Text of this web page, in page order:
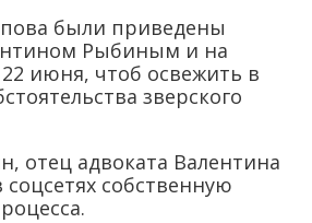
были приведены
Рыбиным и на
июня, чтоб освежить в
зверского
отец адвоката Валентина
собственную